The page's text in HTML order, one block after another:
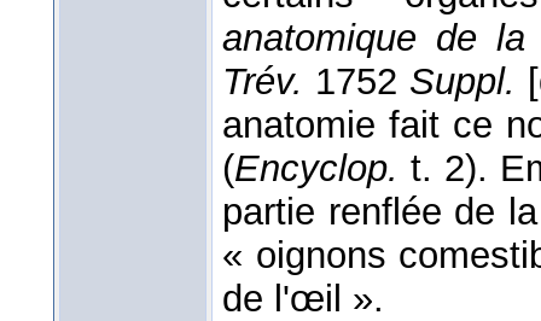
anatomique de
Trév. 1752 Suppl.
anatomie fait ce
(Encyclop. t. 2).
partie renflée de
« oignons
de l'œil ».